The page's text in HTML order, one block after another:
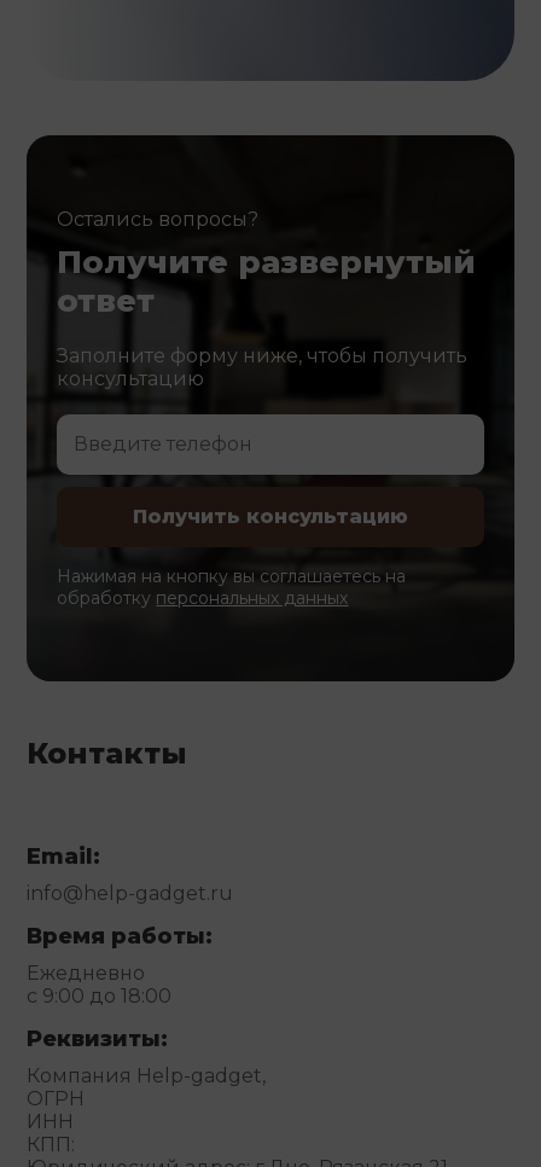
Остались вопросы?
Получите развернутый
ответ
Заполните форму ниже, чтобы получить
консультацию
Нажимая на кнопку вы соглашаетесь на
обработку персональных данных
Контакты
Email:
info@help-gadget.ru
Время работы:
Ежедневно
с 9:00 до 18:00
Реквизиты:
Компания Help-gadget,
ОГРН
ИНН
КПП: